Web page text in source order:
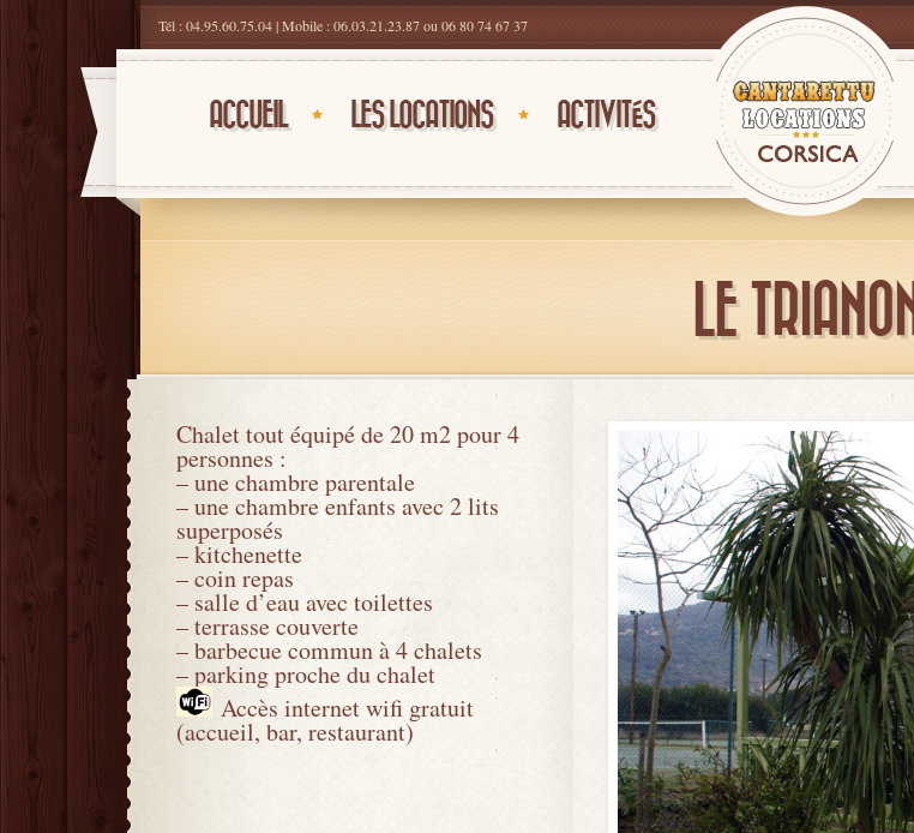
Tél : 04.95.60.75.04 | Mobile : 06.03.21.23.87 ou 06 80 74 67 37
ACCUEIL LES LOCATIONS ACTIVITÉS
LE TRIANON
Chalet tout équipé de 20 m2 pour 4
personnes :
– une chambre parentale
– une chambre enfants avec 2 lits
superposés
– kitchenette
– coin repas
– salle d’eau avec toilettes
– terrasse couverte
– barbecue commun à 4 chalets
– parking proche du chalet
Accès internet wifi gratuit
(accueil, bar, restaurant)